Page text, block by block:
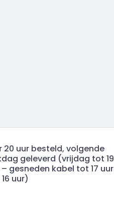
20 uur besteld, volgende
geleverd (vrijdag tot 19
gesneden kabel tot 17 uur
uur)